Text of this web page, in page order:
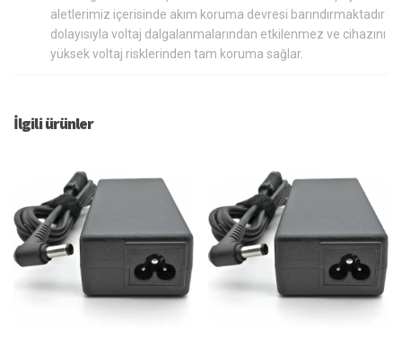
aletlerimiz içerisinde akım koruma devresi barındırmaktadır
dolayısıyla voltaj dalgalanmalarından etkilenmez ve cihazını
yüksek voltaj risklerinden tam koruma sağlar.
İlgili ürünler